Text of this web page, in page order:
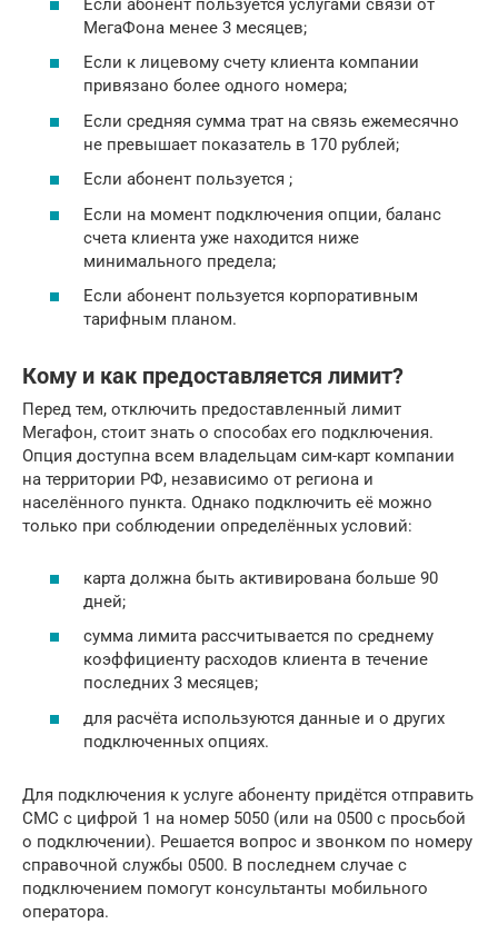
Если абонент пользуется услугами связи от
МегаФона менее 3 месяцев;
Если к лицевому счету клиента компании
привязано более одного номера;
Если средняя сумма трат на связь ежемесячно
не превышает показатель в 170 рублей;
Если абонент пользуется ;
Если на момент подключения опции, баланс
счета клиента уже находится ниже
минимального предела;
Если абонент пользуется корпоративным
тарифным планом.
Кому и как предоставляется лимит?
Перед тем, отключить предоставленный лимит
Мегафон, стоит знать о способах его подключения.
Опция доступна всем владельцам сим-карт компании
на территории РФ, независимо от региона и
населённого пункта. Однако подключить её можно
только при соблюдении определённых условий:
карта должна быть активирована больше 90
дней;
сумма лимита рассчитывается по среднему
коэффициенту расходов клиента в течение
последних 3 месяцев;
для расчёта используются данные и о других
подключенных опциях.
Для подключения к услуге абоненту придётся отправить
СМС с цифрой 1 на номер 5050 (или на 0500 с просьбой
о подключении). Решается вопрос и звонком по номеру
справочной службы 0500. В последнем случае с
подключением помогут консультанты мобильного
оператора.